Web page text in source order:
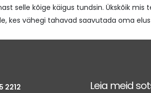
selle kõige käigus tundsin. Ükskõik
kes vähegi tahavad saavutada oma
2212 Leia meid